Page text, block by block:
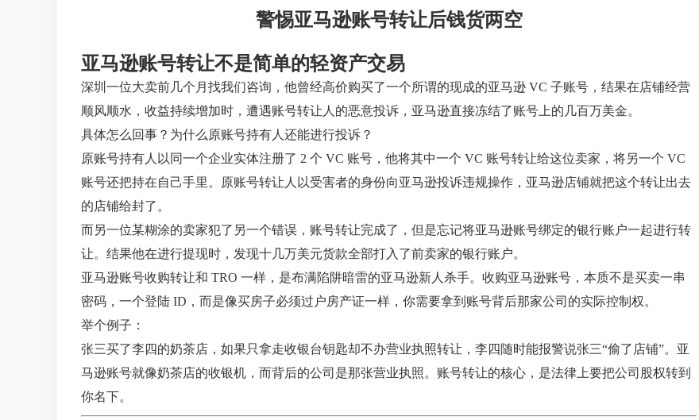
警惕亚马逊账号转让后钱货两空
亚马逊账号转让不是简单的轻资产交易
深圳一位大卖前几个月找我们咨询，他曾经高价购买了一个所谓的现成的亚马逊 VC 子账号，结果在店铺经营
顺风顺水，收益持续增加时，遭遇账号转让人的恶意投诉，亚马逊直接冻结了账号上的几百万美金。
具体怎么回事？为什么原账号持有人还能进行投诉？
原账号持有人以同一个企业实体注册了 2 个 VC 账号，他将其中一个 VC 账号转让给这位卖家，将另一个 VC
账号还把持在自己手里。原账号转让人以受害者的身份向亚马逊投诉违规操作，亚马逊店铺就把这个转让出去
的店铺给封了。
而另一位某糊涂的卖家犯了另一个错误，账号转让完成了，但是忘记将亚马逊账号绑定的银行账户一起进行转
让。结果他在进行提现时，发现十几万美元货款全部打入了前卖家的银行账户。
亚马逊账号收购转让和 TRO 一样，是布满陷阱暗雷的亚马逊新人杀手。收购亚马逊账号，本质不是买卖一串
密码，一个登陆 ID，而是像买房子必须过户房产证一样，你需要拿到账号背后那家公司的实际控制权。
举个例子：
张三买了李四的奶茶店，如果只拿走收银台钥匙却不办营业执照转让，李四随时能报警说张三“偷了店铺”。亚
马逊账号就像奶茶店的收银机，而背后的公司是那张营业执照。账号转让的核心，是法律上要把公司股权转到
你名下。